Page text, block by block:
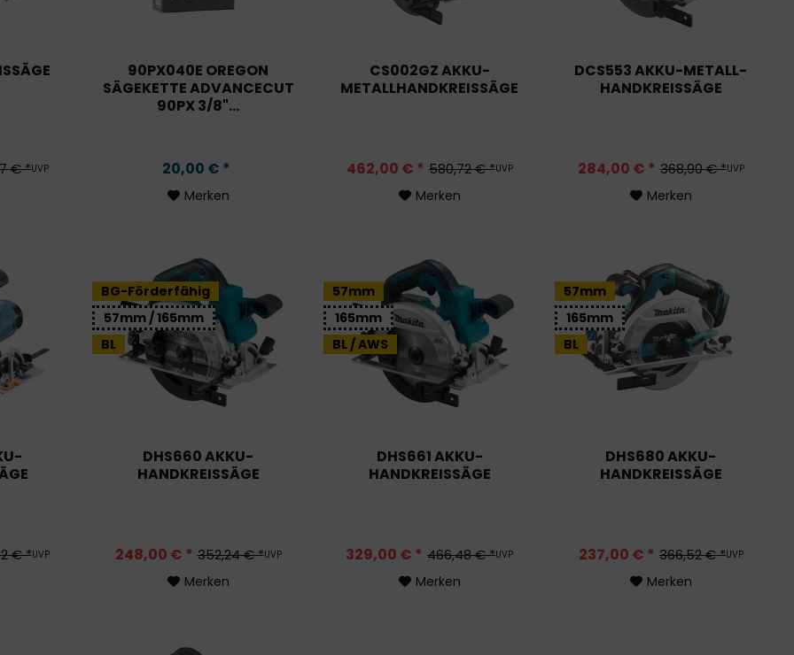
€ *UVP
90PX040E OREGON
SÄGEKETTE ADVANCECUT
90PX 3/8"...
20,00 € *
Merken
CS002GZ AKKU-
METALLHANDKREISSÄGE
580,72 € *UVP
462,00 € *
Merken
DCS553 AKKU-METALL-
HANDKREISSÄGE
368,90 € *UVP
284,00 € *
Merken
€ *UVP
BG-Förderfähig
57mm / 165mm
BL
DHS660 AKKU-
HANDKREISSÄGE
352,24 € *UVP
248,00 € *
Merken
57mm
165mm
BL / AWS
DHS661 AKKU-
HANDKREISSÄGE
466,48 € *UVP
329,00 € *
Merken
57mm
165mm
BL
DHS680 AKKU-
HANDKREISSÄGE
366,52 € *UVP
237,00 € *
Merken